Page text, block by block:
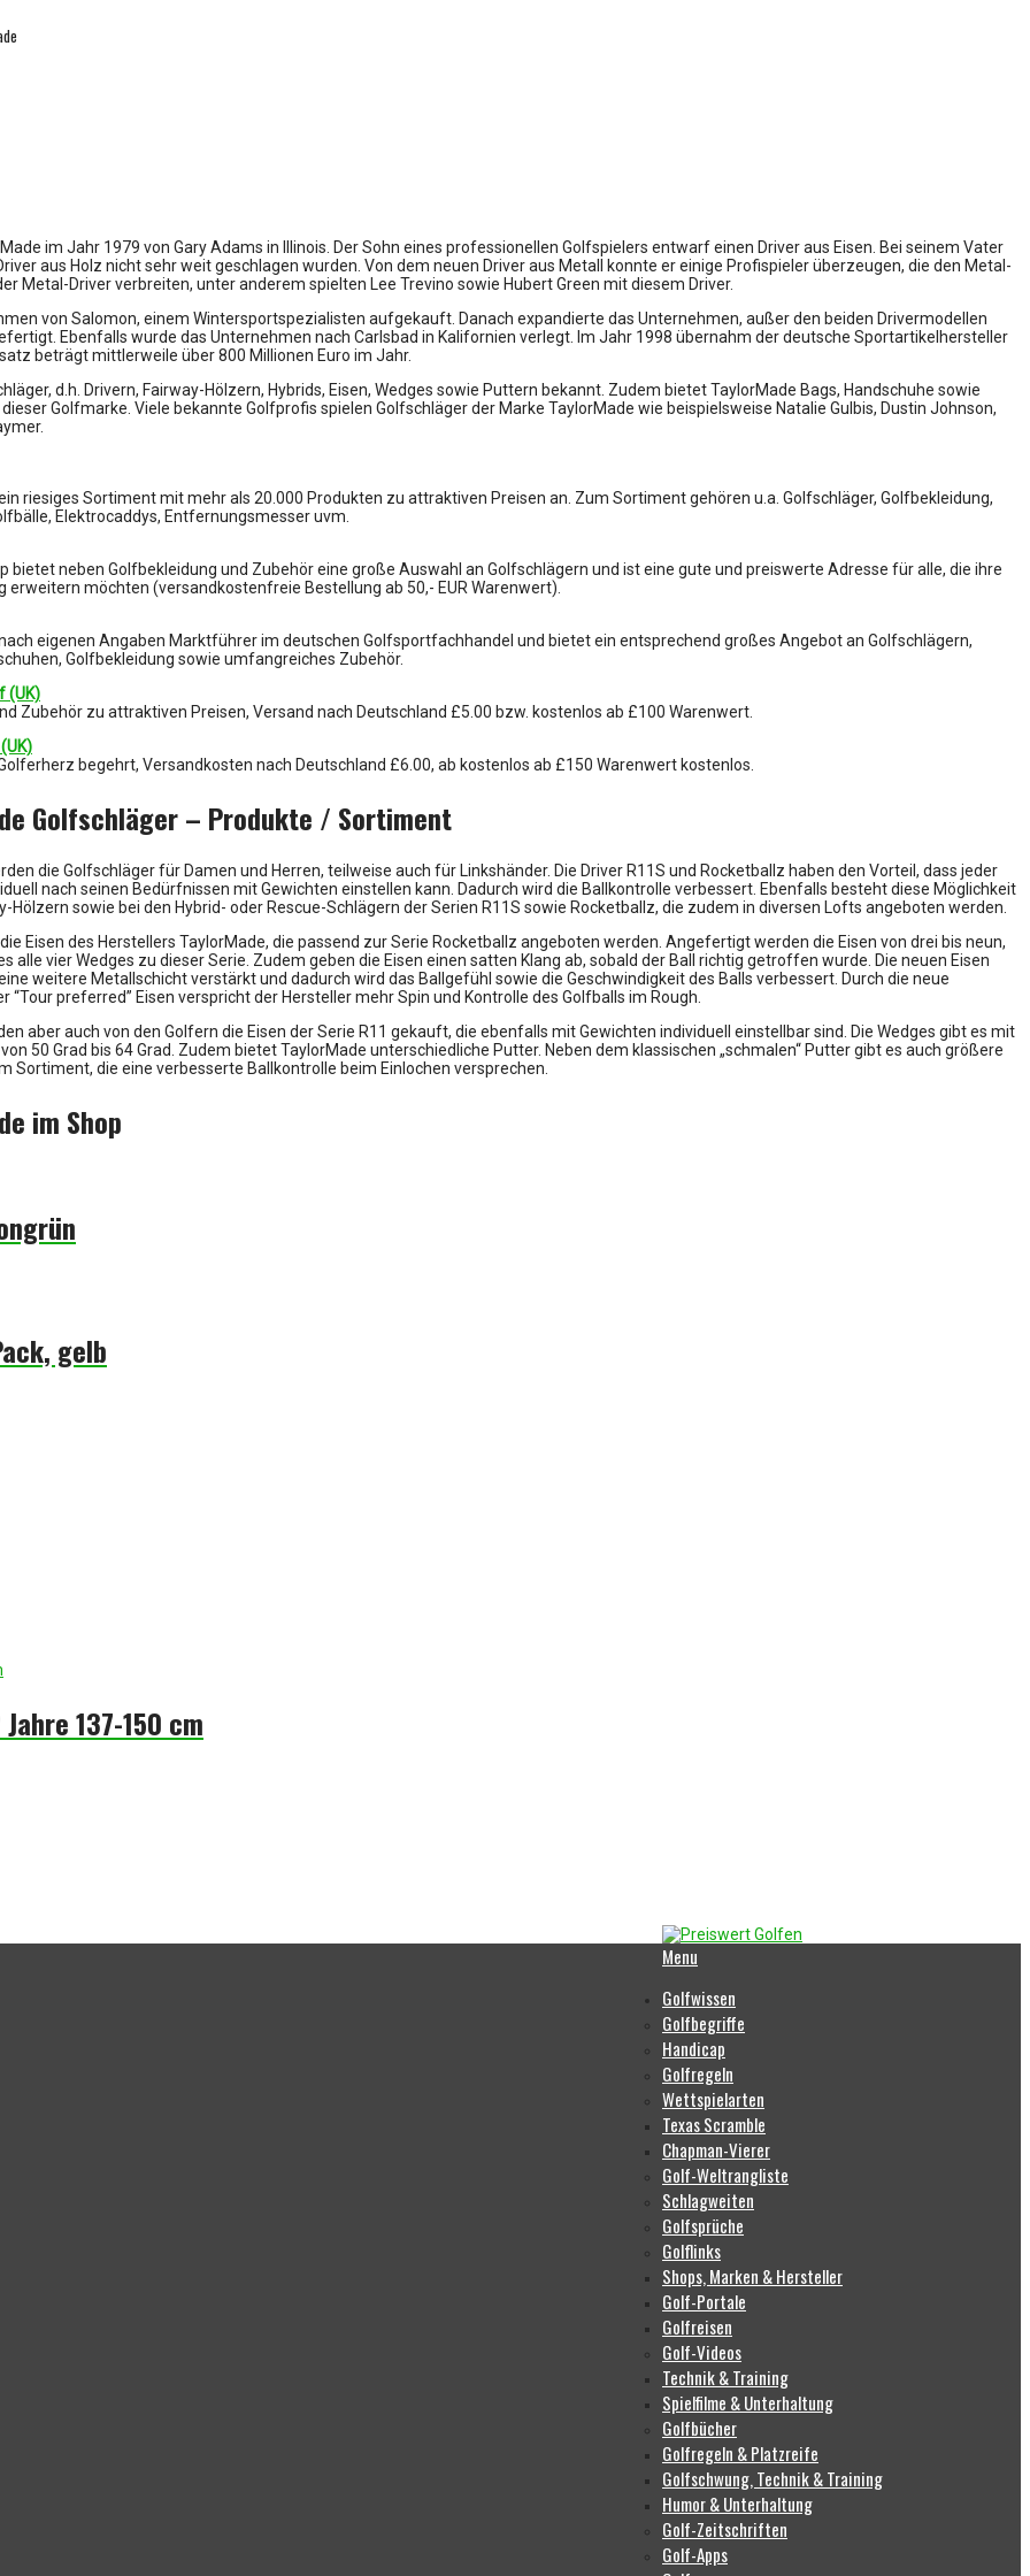
im Jahr 1979 von Gary Adams in Illinois. Der Sohn eines professionellen Golfspielers entwarf einen Driver aus Eisen. Bei seinem Vater
aus Holz nicht sehr weit geschlagen wurden. Von dem neuen Driver aus Metall konnte er einige Profispieler überzeugen, die den Metal-
Metal-Driver verbreiten, unter anderem spielten Lee Trevino sowie Hubert Green mit diesem Driver.
von Salomon, einem Wintersportspezialisten aufgekauft. Danach expandierte das Unternehmen, außer den beiden Drivermodellen
Ebenfalls wurde das Unternehmen nach Carlsbad in Kalifornien verlegt. Im Jahr 1998 übernahm der deutsche Sportartikelhersteller
beträgt mittlerweile über 800 Millionen Euro im Jahr.
d.h. Drivern, Fairway-Hölzern, Hybrids, Eisen, Wedges sowie Puttern bekannt. Zudem bietet TaylorMade Bags, Handschuhe sowie
Golfmarke. Viele bekannte Golfprofis spielen Golfschläger der Marke TaylorMade wie beispielsweise Natalie Gulbis, Dustin Johnson,
riesiges Sortiment mit mehr als 20.000 Produkten zu attraktiven Preisen an. Zum Sortiment gehören u.a. Golfschläger, Golfbekleidung,
Elektrocaddys, Entfernungsmesser uvm.
bietet neben Golfbekleidung und Zubehör eine große Auswahl an Golfschlägern und ist eine gute und preiswerte Adresse für alle, die ihre
erweitern möchten (versandkostenfreie Bestellung ab 50,- EUR Warenwert).
eigenen Angaben Marktführer im deutschen Golfsportfachhandel und bietet ein entsprechend großes Angebot an Golfschlägern,
Golfbekleidung sowie umfangreiches Zubehör.
(UK)
Zubehör zu attraktiven Preisen, Versand nach Deutschland £5.00 bzw. kostenlos ab £100 Warenwert.
begehrt, Versandkosten nach Deutschland £6.00, ab kostenlos ab £150 Warenwert kostenlos.
Golfschläger – Produkte / Sortiment
die Golfschläger für Damen und Herren, teilweise auch für Linkshänder. Die Driver R11S und Rocketballz haben den Vorteil, dass jeder
nach seinen Bedürfnissen mit Gewichten einstellen kann. Dadurch wird die Ballkontrolle verbessert. Ebenfalls besteht diese Möglichkeit
Hölzern sowie bei den Hybrid- oder Rescue-Schlägern der Serien R11S sowie Rocketballz, die zudem in diversen Lofts angeboten werden.
Eisen des Herstellers TaylorMade, die passend zur Serie Rocketballz angeboten werden. Angefertigt werden die Eisen von drei bis neun,
alle vier Wedges zu dieser Serie. Zudem geben die Eisen einen satten Klang ab, sobald der Ball richtig getroffen wurde. Die neuen Eisen
weitere Metallschicht verstärkt und dadurch wird das Ballgefühl sowie die Geschwindigkeit des Balls verbessert. Durch die neue
“Tour preferred” Eisen verspricht der Hersteller mehr Spin und Kontrolle des Golfballs im Rough.
aber auch von den Golfern die Eisen der Serie R11 gekauft, die ebenfalls mit Gewichten individuell einstellbar sind. Die Wedges gibt es mit
50 Grad bis 64 Grad. Zudem bietet TaylorMade unterschiedliche Putter. Neben dem klassischen „schmalen“ Putter gibt es auch größere
Sortiment, die eine verbesserte Ballkontrolle beim Einlochen versprechen.
im Shop
gelb
137-150 cm
Menu
Golfwissen
Golfbegriffe
Handicap
Golfregeln
Wettspielarten
Texas Scramble
Chapman-Vierer
Golf-Weltrangliste
Schlagweiten
Golfsprüche
Golflinks
Shops, Marken & Hersteller
Golf-Portale
Golfreisen
Golf-Videos
Technik & Training
Spielfilme & Unterhaltung
Golfbücher
Golfregeln & Platzreife
Golfschwung, Technik & Training
Humor & Unterhaltung
Golf-Zeitschriften
Golf-Apps